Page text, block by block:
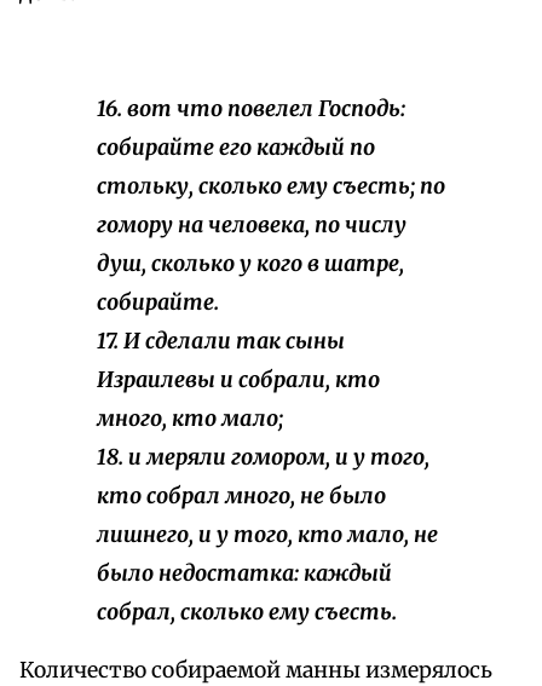
16. вот что повелел Господь:
собирайте его каждый по
стольку, сколько ему съесть; по
гомору на человека, по числу
душ, сколько у кого в шатре,
собирайте.
17. И сделали так сыны
Израилевы и собрали, кто
много, кто мало;
18. и меряли гомором, и у того,
кто собрал много, не было
лишнего, и у того, кто мало, не
было недостатка: каждый
собрал, сколько ему съесть.
Количество собираемой манны измерялось